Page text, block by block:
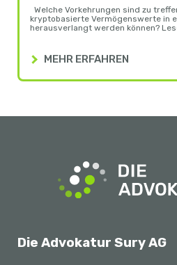
Welche Vorkehrungen sind zu
kryptobasierte Vermögenswerte in
herausverlangt werden können?
MEHR ERFAHREN
Die Advokatur Sury AG